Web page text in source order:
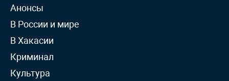
Анонсы
В России и мире
В Хакасии
Криминал
Культура